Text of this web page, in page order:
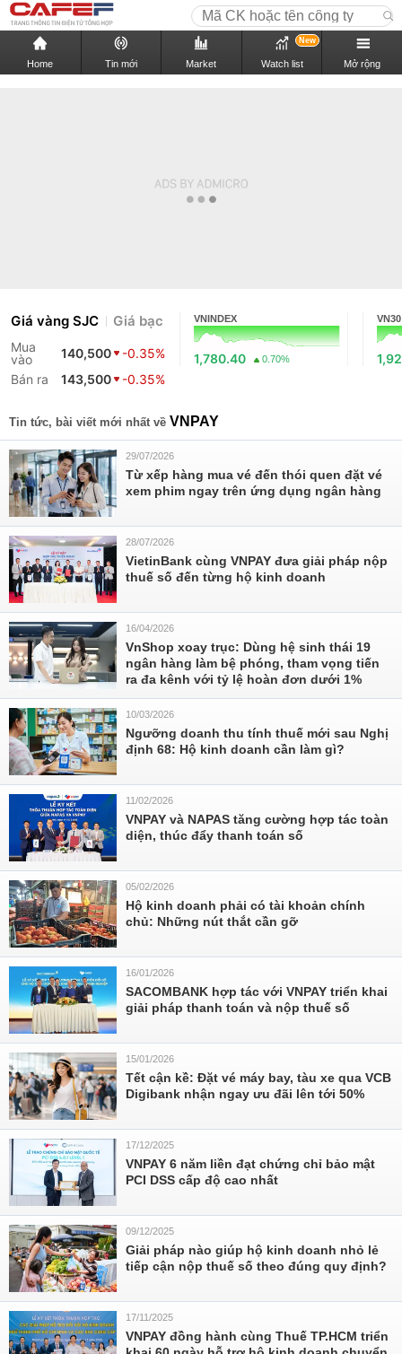
Home Tin mới Market Watch list
New
Mở rộng
Giá vàng SJC Giá bạc
Mua
vào
140,500
-0.35%
Bán ra
143,500 -0.35%
VNINDEX
1,780.40 0.70%
VN30
Tin tức, bài viết mới nhất về VNPAY
29/07/2026
Từ xếp hàng mua vé đến thói quen đặt vé
xem phim ngay trên ứng dụng ngân hàng
28/07/2026
VietinBank cùng VNPAY đưa giải pháp nộp
thuế số đến từng hộ kinh doanh
16/04/2026
VnShop xoay trục: Dùng hệ sinh thái 19
ngân hàng làm bệ phóng, tham vọng tiến
ra đa kênh với tỷ lệ hoàn đơn dưới 1%
10/03/2026
Ngưỡng doanh thu tính thuế mới sau Nghị
định 68: Hộ kinh doanh cần làm gì?
11/02/2026
VNPAY và NAPAS tăng cường hợp tác toàn
diện, thúc đẩy thanh toán số
05/02/2026
Hộ kinh doanh phải có tài khoản chính
chủ: Những nút thắt cần gỡ
16/01/2026
SACOMBANK hợp tác với VNPAY triển khai
giải pháp thanh toán và nộp thuế số
15/01/2026
Tết cận kề: Đặt vé máy bay, tàu xe qua VCB
Digibank nhận ngay ưu đãi lên tới 50%
17/12/2025
VNPAY 6 năm liền đạt chứng chỉ bảo mật
PCI DSS cấp độ cao nhất
09/12/2025
Giải pháp nào giúp hộ kinh doanh nhỏ lẻ
tiếp cận nộp thuế số theo đúng quy định?
17/11/2025
VNPAY đồng hành cùng Thuế TP.HCM triển